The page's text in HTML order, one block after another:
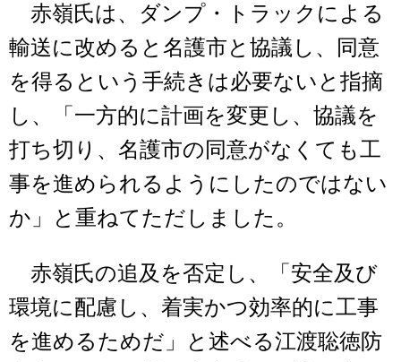
赤嶺氏は、ダンプ・トラックによる
輸送に改めると名護市と協議し、同意
を得るという手続きは必要ないと指摘
し、「一方的に計画を変更し、協議を
打ち切り、名護市の同意がなくても工
事を進められるようにしたのではない
か」と重ねてただしました。
赤嶺氏の追及を否定し、「安全及び
環境に配慮し、着実かつ効率的に工事
を進めるためだ」と述べる江渡聡徳防